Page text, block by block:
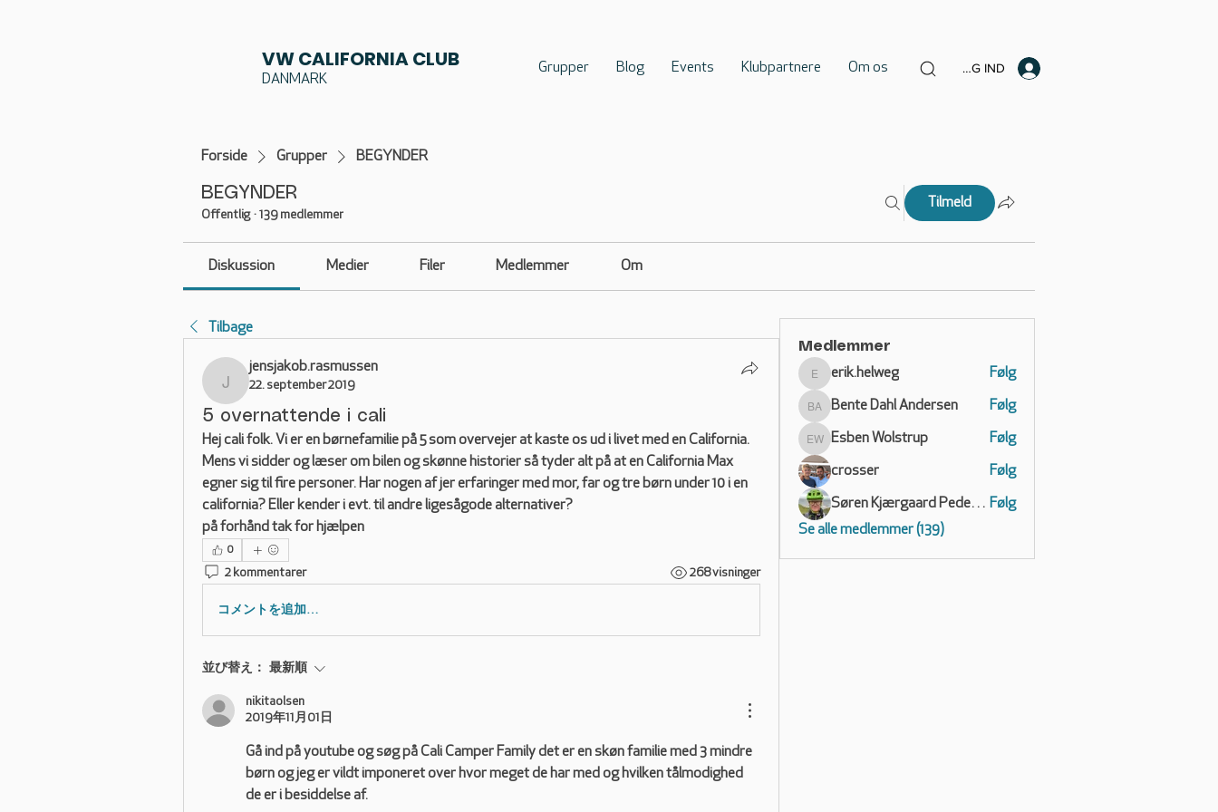
VW CALIFORNIA CLUB
DANMARK
Grupper Blog Events Klubpartnere Om os LOG IND
Forside Grupper BEGYNDER
BEGYNDER
Offentlig · 139 medlemmer
Tilmeld
Diskussion Medier Filer Medlemmer Om
Tilbage
jensjakob.rasmussen
jensjakob.rasmussen
22. september 2019
5 overnattende i cali
Hej cali folk. Vi er en børnefamilie på 5 som overvejer at kaste os ud i livet med en California.
Mens vi sidder og læser om bilen og skønne historier så tyder alt på at en California Max
egner sig til fire personer. Har nogen af jer erfaringer med mor, far og tre børn under 10 i en
california? Eller kender i evt. til andre ligesågode alternativer?
på forhånd tak for hjælpen
0
2 kommentarer 268 visninger
コメントを追加…
並び替え： 最新順
nikitaolsen
2019年11月01日
Gå ind på youtube og søg på Cali Camper Family det er en skøn familie med 3 mindre
børn og jeg er vildt imponeret over hvor meget de har med og hvilken tålmodighed
de er i besiddelse af.
Medlemmer
erik.helweg
erik.helweg Følg
Bente Dahl Andersen
Bente Dahl Andersen Følg
Esben Wolstrup
Esben Wolstrup Følg
crosser Følg
Søren Kjærgaard Pedersen Følg
Se alle medlemmer (139)